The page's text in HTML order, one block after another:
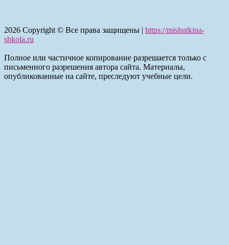
2026 Copyright © Все права защищены | https://mishutkina-
shkola.ru
Полное или частичное копирование разрешается только с
письменного разрешения автора сайта. Материалы,
опубликованные на сайте, преследуют учебные цели.